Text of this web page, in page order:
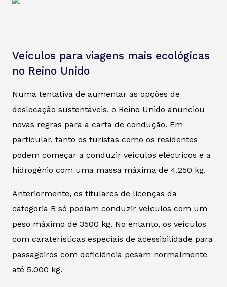
Veículos para viagens mais ecológicas
no Reino Unido
Numa tentativa de aumentar as opções de
deslocação sustentáveis, o Reino Unido anunciou
novas regras para a carta de condução. Em
particular, tanto os turistas como os residentes
podem começar a conduzir veículos eléctricos e a
hidrogénio com uma massa máxima de 4.250 kg.
Anteriormente, os titulares de licenças da
categoria B só podiam conduzir veículos com um
peso máximo de 3500 kg. No entanto, os veículos
com caraterísticas especiais de acessibilidade para
passageiros com deficiência pesam normalmente
até 5.000 kg.